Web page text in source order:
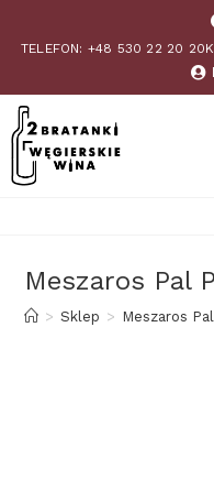
TELEFON: +48 530 22 20 20
Meszaros Pal
> Sklep > Meszaros